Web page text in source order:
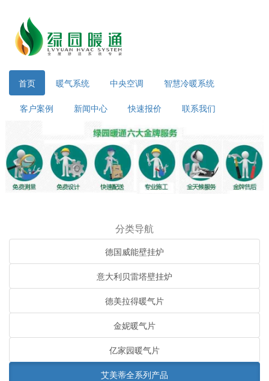
首页 暖气系统 中央空调 智慧冷暖系统
客户案例 新闻中心 快速报价 联系我们
分类导航
德国威能壁挂炉
意大利贝雷塔壁挂炉
德美拉得暖气片
金妮暖气片
亿家园暖气片
艾美蒂全系列产品